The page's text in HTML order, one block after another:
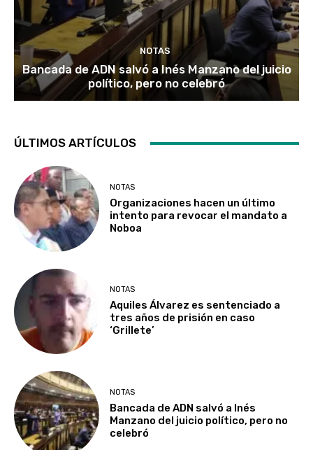
NOTAS
Bancada de ADN salvó a Inés Manzano del juicio
político, pero no celebró
ÚLTIMOS ARTÍCULOS
NOTAS
Organizaciones hacen un último
intento para revocar el mandato a
Noboa
NOTAS
Aquiles Álvarez es sentenciado a
tres años de prisión en caso
‘Grillete’
NOTAS
Bancada de ADN salvó a Inés
Manzano del juicio político, pero no
celebró